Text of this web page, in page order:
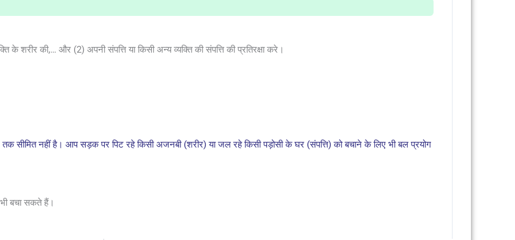
शरीर की,… और (2) अपनी संपत्ति या किसी अन्य व्यक्ति की संपत्ति की प्रतिरक्षा करे।
सीमित नहीं है। आप सड़क पर पिट रहे किसी अजनबी (शरीर) या जल रहे किसी पड़ोसी के घर (संपत्ति) को बचाने के लिए भी बल प्रयोग
भी बचा सकते हैं।